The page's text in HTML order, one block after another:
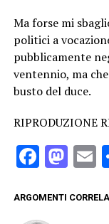
Ma forse mi
politici a
pubblicamente
ventennio, ma
busto del duce.
RIPRODUZIONE
ARGOMENTI